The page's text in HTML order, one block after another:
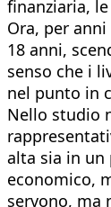
finanziaria,
Ora, per
18 anni,
senso che i
nel punto in
Nello studio
alta sia in un
economico,
servono, ma